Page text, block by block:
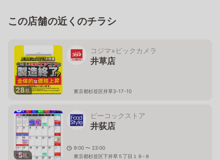
この店舗の近くのチラシ
28枚
コジマ×ビックカメラ
井草店
東京都杉並区井草3-17-10
5枚
ピーコックストア
井荻店
9:00 〜 23:00
東京都杉並区下井草５丁目１８-８